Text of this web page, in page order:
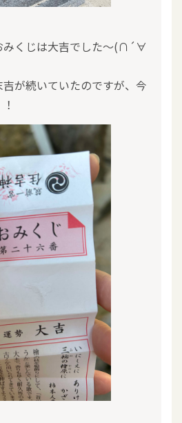
みくじは大吉でした～(∩´∀
が続いていたのですが、今